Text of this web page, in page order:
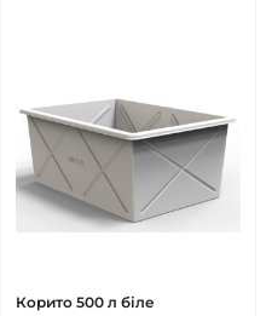
Корито 500 л біле